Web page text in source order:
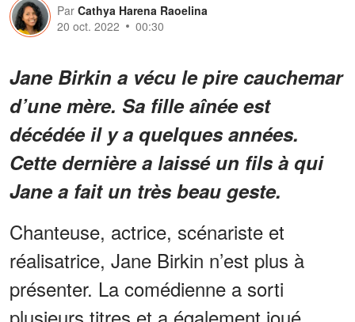
Par Cathya Harena Raoelina
20 oct. 2022
00:30
Jane Birkin a vécu le pire cauchemar
d’une mère. Sa fille aînée est
décédée il y a quelques années.
Cette dernière a laissé un fils à qui
Jane a fait un très beau geste.
Chanteuse, actrice, scénariste et
réalisatrice, Jane Birkin n’est plus à
présenter. La comédienne a sorti